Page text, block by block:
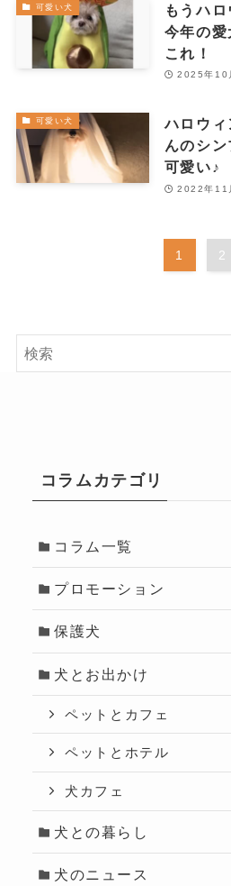
可愛い犬
もうハ
今年の
これ！
2025年10
可愛い犬
ハロウィ
んのシ
可愛い♪
2022年11
1 2
コラムカテゴリ
コラム一覧
プロモーション
保護犬
犬とお出かけ
ペットとカフェ
ペットとホテル
犬カフェ
犬との暮らし
犬のニュース